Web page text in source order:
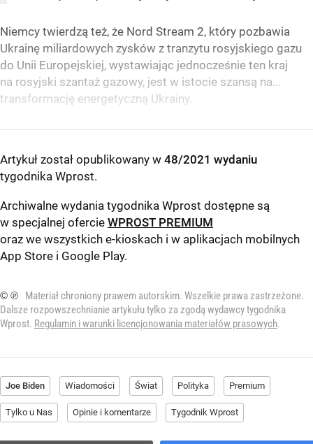
Niemcy twierdzą też, że Nord Stream 2, który pozbawia
Ukrainę miliardowych zysków z tranzytu rosyjskiego gazu
do Unii Europejskiej, wystawiając jednocześnie ten kraj
na rosyjski szantaż gazowy, jest w istocie szansą na...
transformację energetyczną Ukrainy.
Artykuł został opublikowany w 48/2021 wydaniu
tygodnika Wprost.
Archiwalne wydania tygodnika Wprost dostępne są
w specjalnej ofercie WPROST PREMIUM
oraz we wszystkich e-kioskach i w aplikacjach mobilnych
App Store i Google Play.
© ℗
Materiał chroniony prawem autorskim. Wszelkie prawa zastrzeżone.
Dalsze rozpowszechnianie artykułu tylko za zgodą wydawcy tygodnika
Wprost. Regulamin i warunki licencjonowania materiałów prasowych.
Joe Biden Wiadomości Świat Polityka Premium
Tylko u Nas Opinie i komentarze Tygodnik Wprost